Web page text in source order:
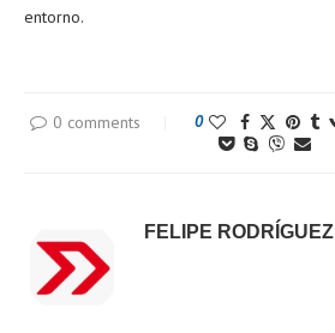
entorno.
0 comments 0
FELIPE RODRÍGUEZ